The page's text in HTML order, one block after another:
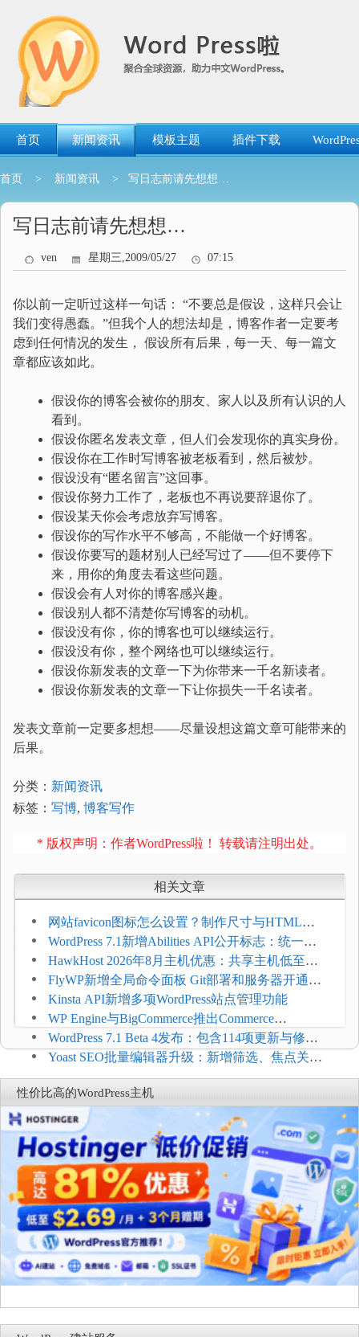
首页 新闻资讯 模板主题 插件下载
首页 > 新闻资讯 > 写日志前请先想想…
写日志前请先想想…
ven 星期三,2009/05/27 07:15
你以前一定听过这样一句话： “不要总是假设，这样只会让
我们变得愚蠢。”但我个人的想法却是，博客作者一定要考
虑到任何情况的发生， 假设所有后果，每一天、每一篇文
章都应该如此。
假设你的博客会被你的朋友、家人以及所有认识的人
看到。
假设你匿名发表文章，但人们会发现你的真实身份。
假设你在工作时写博客被老板看到，然后被炒。
假设没有“匿名留言”这回事。
假设你努力工作了，老板也不再说要辞退你了。
假设某天你会考虑放弃写博客。
假设你的写作水平不够高，不能做一个好博客。
假设你要写的题材别人已经写过了——但不要停下
来，用你的角度去看这些问题。
假设会有人对你的博客感兴趣。
假设别人都不清楚你写博客的动机。
假设没有你，你的博客也可以继续运行。
假设没有你，整个网络也可以继续运行。
假设你新发表的文章一下为你带来一千名新读者。
假设你新发表的文章一下让你损失一千名读者。
发表文章前一定要多想想——尽量设想这篇文章可能带来的
后果。
分类： 新闻资讯
标签： 写博, 博客写作
* 版权声明：作者WordPress啦！ 转载请注明出处。
相关文章
网站favicon图标怎么设置？制作尺寸与HTML添
加方法
WordPress 7.1新增Abilities API公开标志：统一支
持REST API、MCP与AI代理
HawkHost 2026年8月主机优惠：共享主机低至
$2.61/月，高性能主机同步折扣
FlyWP新增全局命令面板 Git部署和服务器开通更
方便
Kinsta API新增多项WordPress站点管理功能
WP Engine与BigCommerce推出Commerce
Connect：WordPress商店可保留前台体验并扩展电
商能力
WordPress 7.1 Beta 4发布：包含114项更新与修
复，仅建议在测试环境体验
Yoast SEO批量编辑器升级：新增筛选、焦点关键
词与AI元数据草稿
性价比高的WordPress主机